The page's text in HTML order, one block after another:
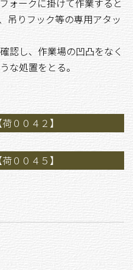
ォークに掛けて作業すると
吊りフック等の専用アタッ
認し、作業場の凹凸をなく
な処置をとる。
００４２】
００４５】